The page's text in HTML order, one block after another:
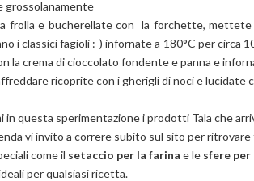
grossolanamente
frolla e bucherellate con la forchette,
i classici fagioli :-) infornate a 180°C per circa
la crema di cioccolato fondente e panna e
ricoprite con i gherigli di noci e lucidate
in questa sperimentazione i prodotti Tala che
vi invito a correre subito sul sito per
come il setaccio per la farina e le sfere
per qualsiasi ricetta.